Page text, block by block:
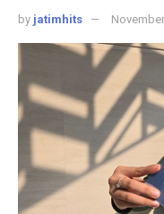
by jatimhits